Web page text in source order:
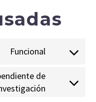
Funcional
Consent
service
de
Consent